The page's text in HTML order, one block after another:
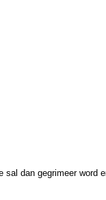
dan gegrimeer word